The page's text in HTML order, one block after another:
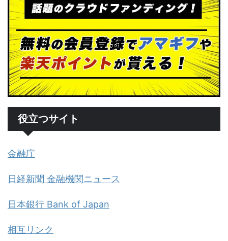
役立つサイト
金融庁
日経新聞 金融機関ニュース
日本銀行 Bank of Japan
相互リンク